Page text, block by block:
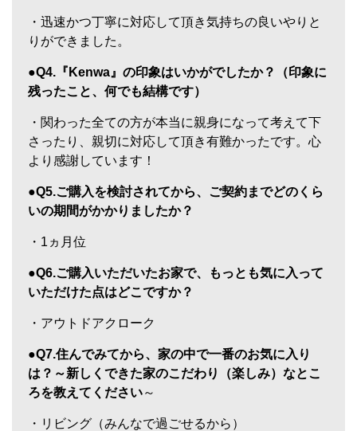
・迅速かつ丁寧に対応して頂き気持ちの良いやりと
りができました。
●Q4.『Kenwa』の印象はいかがでしたか？（印象に
残ったこと、何でも結構です）
・関わった全ての方が本当に親身になって考えて下
さったり、親切に対応して頂き有難かったです。心
より感謝しています！
●Q5.ご購入を検討されてから、ご契約までどのくら
いの期間がかかりましたか？
・1ヵ月位
●Q6.ご購入いただいたお家で、もっとも気に入って
いただけた点はどこですか？
・アウトドアクローク
●Q7.住んでみてから、家の中で一番のお気に入り
は？～新しくできた家のこだわり（楽しみ）なとこ
ろを教えてください～
・リビング（みんなで過ごせるから）